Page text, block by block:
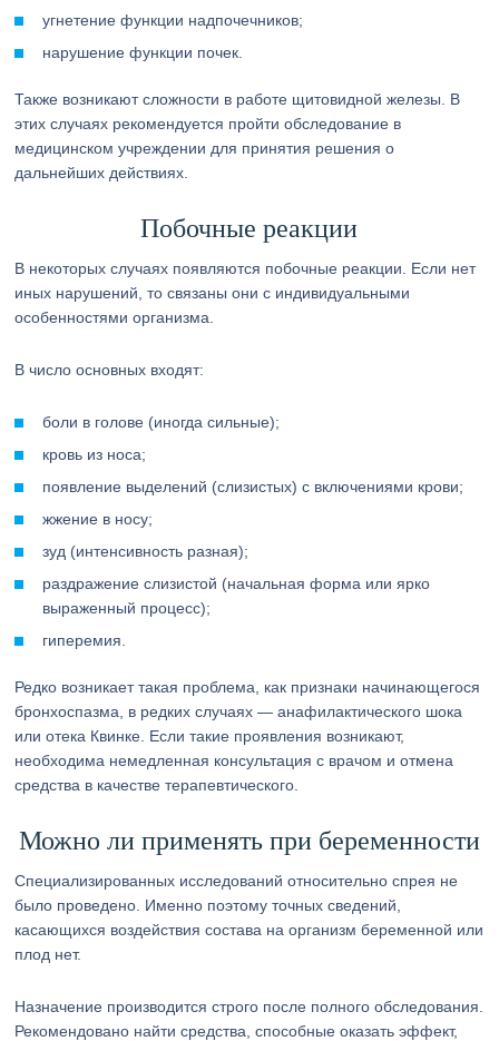
угнетение функции надпочечников;
нарушение функции почек.
Также возникают сложности в работе щитовидной железы. В
этих случаях рекомендуется пройти обследование в
медицинском учреждении для принятия решения о
дальнейших действиях.
Побочные реакции
В некоторых случаях появляются побочные реакции. Если нет
иных нарушений, то связаны они с индивидуальными
особенностями организма.
В число основных входят:
боли в голове (иногда сильные);
кровь из носа;
появление выделений (слизистых) с включениями крови;
жжение в носу;
зуд (интенсивность разная);
раздражение слизистой (начальная форма или ярко
выраженный процесс);
гиперемия.
Редко возникает такая проблема, как признаки начинающегося
бронхоспазма, в редких случаях — анафилактического шока
или отека Квинке. Если такие проявления возникают,
необходима немедленная консультация с врачом и отмена
средства в качестве терапевтического.
Можно ли применять при беременности
Специализированных исследований относительно спрея не
было проведено. Именно поэтому точных сведений,
касающихся воздействия состава на организм беременной или
плод нет.
Назначение производится строго после полного обследования.
Рекомендовано найти средства, способные оказать эффект,